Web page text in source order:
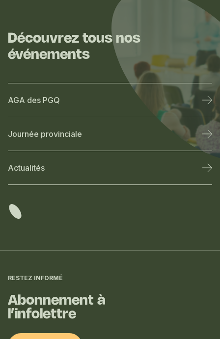
Découvrez tous nos
événements
AGA des PGQ
Journée provinciale
Actualités
complémentaires
RESTEZ INFORMÉ
Abonnement à
l’infolettre